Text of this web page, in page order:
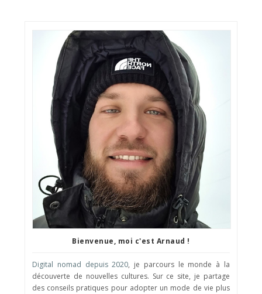
Bienvenue, moi c'est Arnaud !
Digital nomad depuis 2020, je parcours le monde à la
découverte de nouvelles cultures. Sur ce site, je partage
des conseils pratiques pour adopter un mode de vie plus